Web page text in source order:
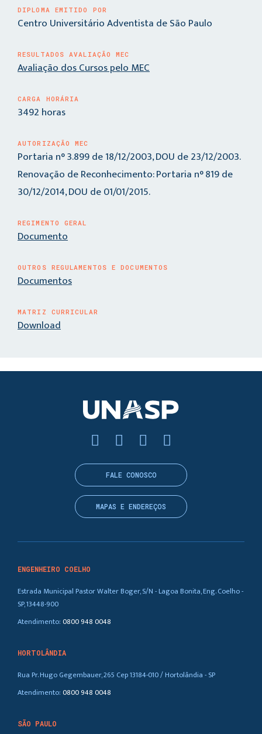
DIPLOMA EMITIDO POR
Centro Universitário Adventista de São Paulo
RESULTADOS AVALIAÇÃO MEC
Avaliação dos Cursos pelo MEC
CARGA HORÁRIA
3492 horas
AUTORIZAÇÃO MEC
Portaria n° 3.899 de 18/12/2003, DOU de 23/12/2003.
Renovação de Reconhecimento: Portaria n° 819 de
30/12/2014, DOU de 01/01/2015.
REGIMENTO GERAL
Documento
OUTROS REGULAMENTOS E DOCUMENTOS
Documentos
MATRIZ CURRICULAR
Download
ENGENHEIRO COELHO
Estrada Municipal Pastor Walter Boger, S/N - Lagoa Bonita, Eng. Coelho -
SP, 13448-900
Atendimento:0800 948 0048
HORTOLÂNDIA
Rua Pr. Hugo Gegembauer, 265 Cep 13184-010 / Hortolândia - SP
Atendimento:0800 948 0048
SÃO PAULO
FALE CONOSCO
MAPAS E ENDEREÇOS